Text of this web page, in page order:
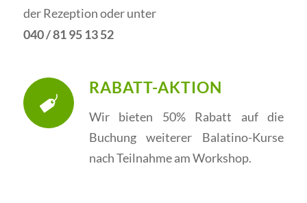
der Rezeption oder unter
040 / 81 95 13 52
RABATT-AKTION
Wir bieten 50% Rabatt auf die
Buchung weiterer Balatino-Kurse
nach Teilnahme am Workshop.